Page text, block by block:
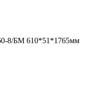
8/БМ 610*51*1765мм